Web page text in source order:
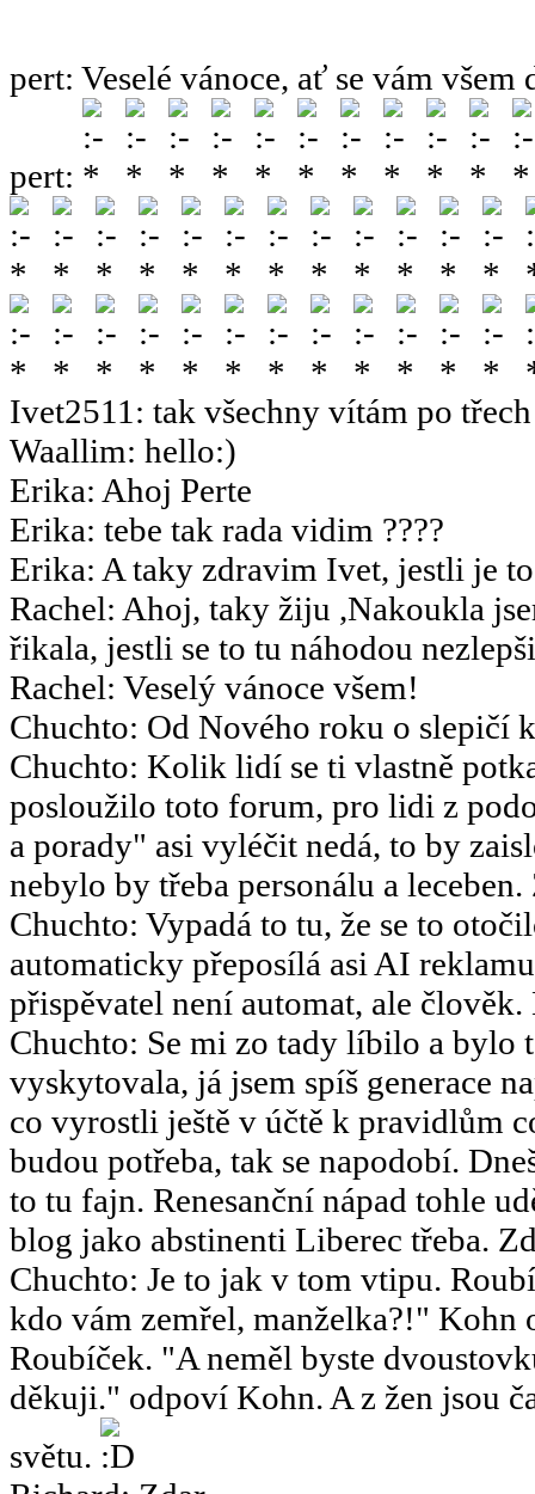
pert: Veselé vánoce, ať se vám všem
pert:
Ivet2511 : tak všechny vítám po
Waallim: hello:)
Erika: Ahoj Perte
Erika: tebe tak rada vidim ????
Erika: A taky zdravim Ivet, jestli je
Rachel: Ahoj, taky žiju ,Nakoukla
řikala, jestli se to tu náhodou
Rachel: Veselý vánoce všem!
Chuchto: Od Nového roku o slepičí
Chuchto: Kolik lidí se ti vlastně
posloužilo toto forum, pro lidi z
a porady" asi vyléčit nedá, to by
nebylo by třeba personálu a
Chuchto: Vypadá to tu, že se to
automaticky přeposílá asi AI
přispěvatel není automat, ale
Chuchto: Se mi zo tady líbilo a bylo
vyskytovala, já jsem spíš generace
co vyrostli ještě v účtě k pravidlům
budou potřeba, tak se napodobí.
to tu fajn. Renesanční nápad tohle
blog jako abstinenti Liberec třeba.
Chuchto: Je to jak v tom vtipu.
kdo vám zemřel, manželka?!"
Roubíček. "A neměl byste
děkuji." odpoví Kohn. A z žen jsou
světu.